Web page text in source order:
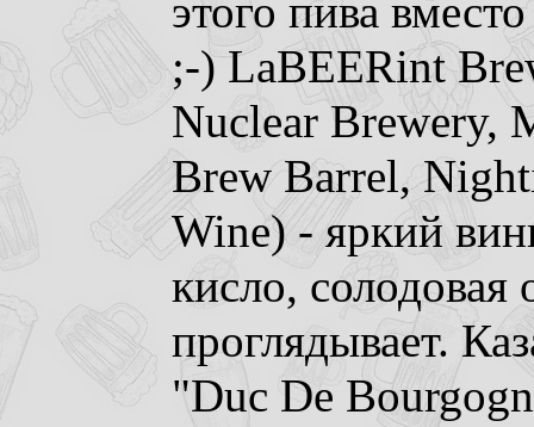
этого пива
;-) LaBEERint
Nuclear Brewery,
Brew Barrel,
Wine) - яркий
кисло, солодовая
проглядывает.
"Duc De